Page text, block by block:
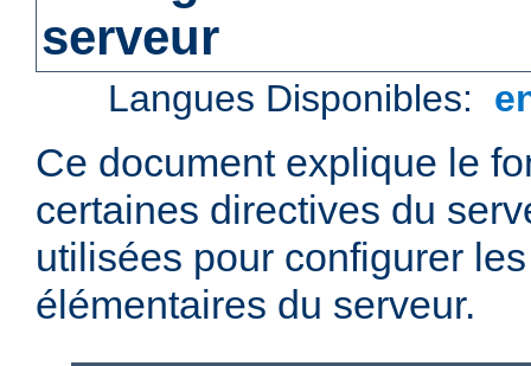
serveur
Langues Disponibles:
Ce document explique le
certaines directives du
utilisées pour configurer
élémentaires du serveur.